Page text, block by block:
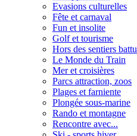
Evasions culturelles
Fête et carnaval
Fun et insolite
Golf et tourisme
Hors des sentiers
Le Monde du Train
Mer et croisières
Parcs attraction, zoos
Plages et farniente
Plongée sous-marine
Rando et montagne
Rencontre avec...